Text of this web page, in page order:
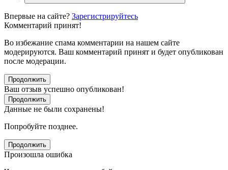
Впервые на сайте? Зарегистрируйтесь
Комментарий принят!
Во избежание спама комментарии на нашем сайте
модерируются. Ваш комментарий принят и будет опубликован
после модерации.
Продолжить
Ваш отзыв успешно опубликован!
Продолжить
Данные не были сохранены!
Попробуйте позднее.
Продолжить
Произошла ошибка